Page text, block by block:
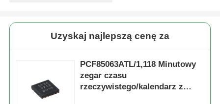
Uzyskaj najlepszą cenę za
PCF85063ATL/1,118 Minutowy
zegar czasu
rzeczywistego/kalendarz z